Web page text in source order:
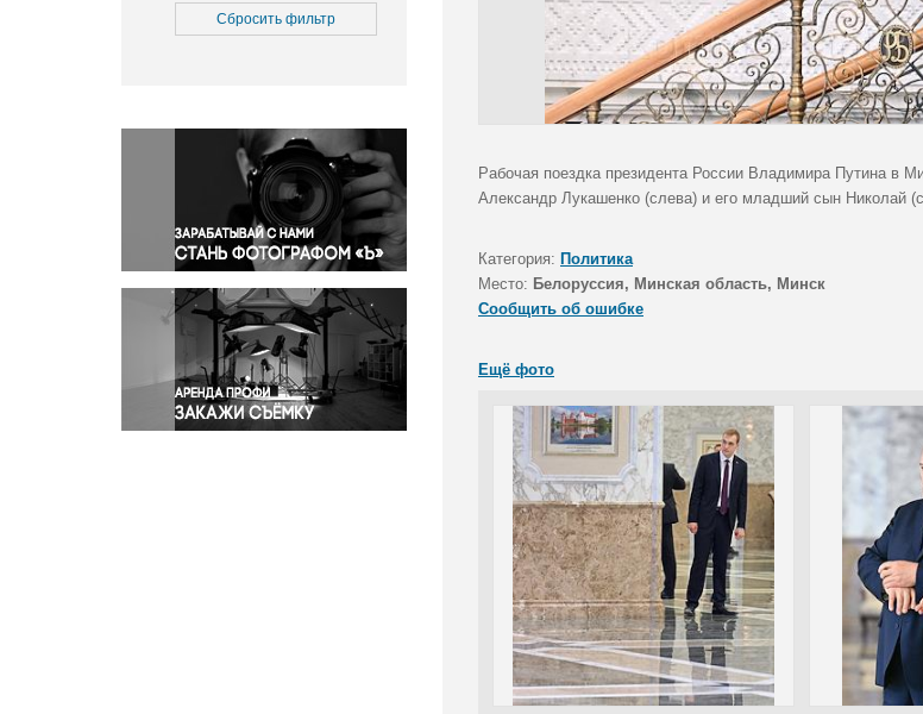
Медицина
Окружающая среда
Политика
Правосудие
Происшествия и конфликты
Религия
Светская жизнь
Спорт
Экология
Экономика и бизнес
Сбросить фильтр
Рабочая поездка президента России Владимира Путина в
Александр Лукашенко (слева) и его младший сын Николай
Категория: Политика
Место: Белоруссия, Минская область, Минск
Сообщить об ошибке
Ещё фото